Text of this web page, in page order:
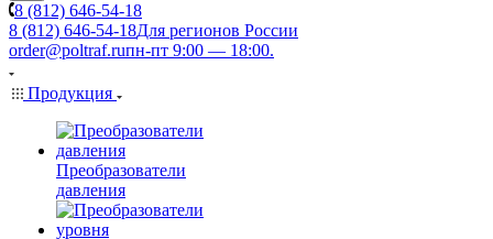
8 (812) 646-54-18
8 (812) 646-54-18Для регионов России
order@poltraf.ruпн-пт 9:00 — 18:00.
Продукция
Преобразователи
давления